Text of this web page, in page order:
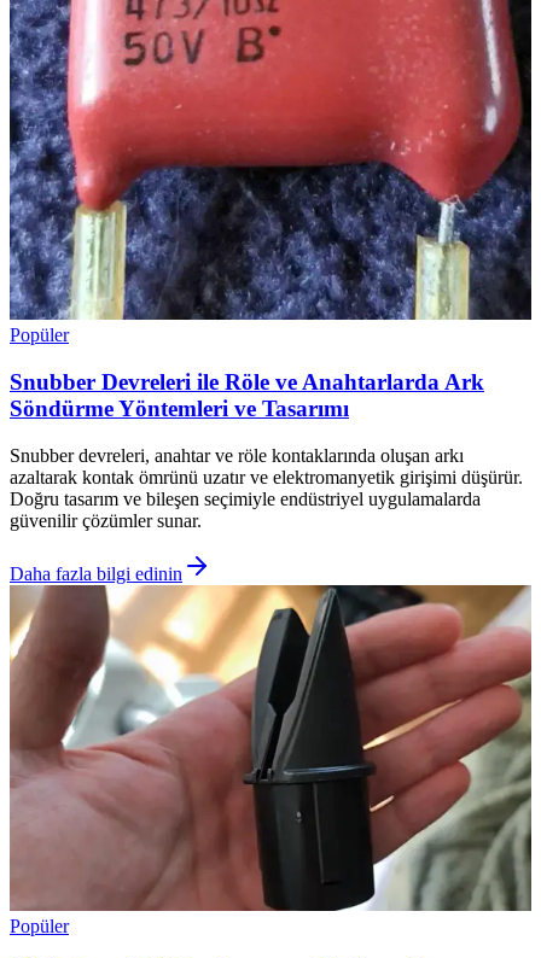
Popüler
Snubber Devreleri ile Röle ve Anahtarlarda Ark
Söndürme Yöntemleri ve Tasarımı
Snubber devreleri, anahtar ve röle kontaklarında oluşan arkı
azaltarak kontak ömrünü uzatır ve elektromanyetik girişimi düşürür.
Doğru tasarım ve bileşen seçimiyle endüstriyel uygulamalarda
güvenilir çözümler sunar.
Daha fazla bilgi edinin
Popüler